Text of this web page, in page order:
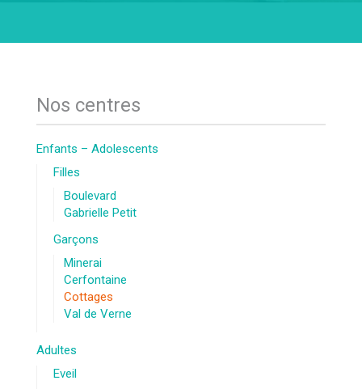
Nos centres
Enfants – Adolescents
Filles
Boulevard
Gabrielle Petit
Garçons
Minerai
Cerfontaine
Cottages
Val de Verne
Adultes
Eveil